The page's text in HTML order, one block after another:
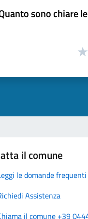
sono chiare
il comune
le domande frequenti
Assistenza
il comune +39